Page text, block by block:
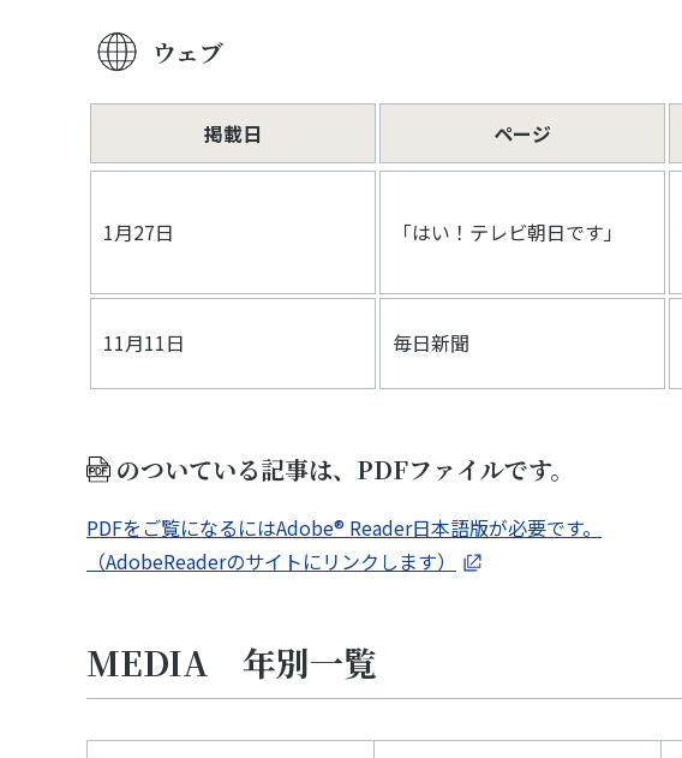
ウェブ
掲載日 ページ
1月27日 「はい！テレビ朝日です」
11月11日 毎日新聞
のついている記事は、PDFファイルです。
PDFをご覧になるにはAdobe® Reader日本語版が必要です。
（AdobeReaderのサイトにリンクします）
MEDIA 年別一覧